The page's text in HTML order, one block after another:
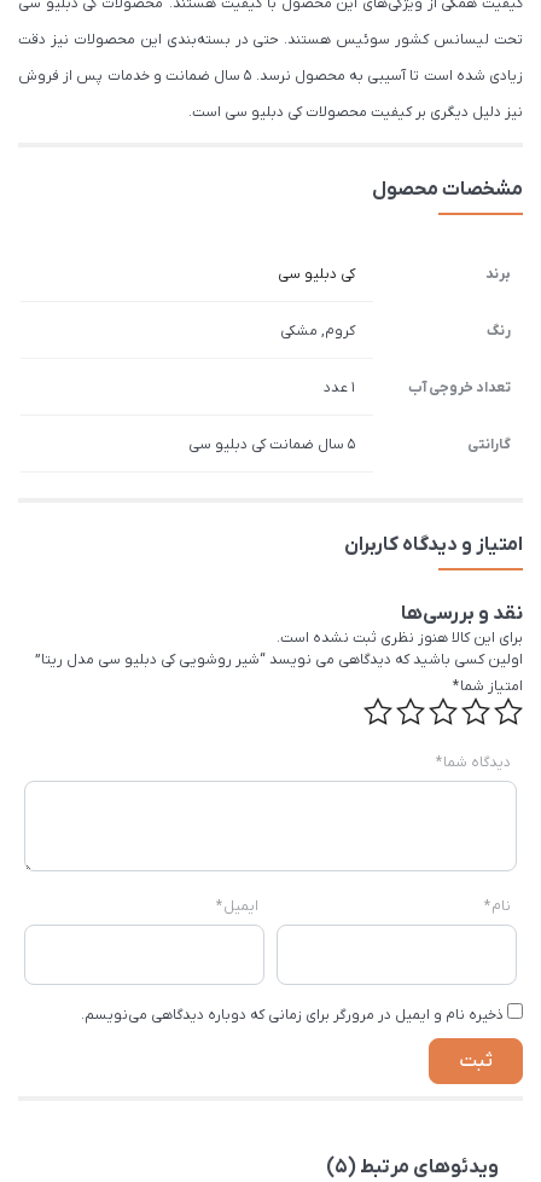
تحت لیسانس کشور سوئیس هستند. حتی در بسته‌بندی این محصولات نیز دقت
زیادی شده است تا آسیبی به محصول نرسد. 5 سال ضمانت و خدمات پس از فروش
نیز دلیل دیگری بر کیفیت محصولات کی دبلیو سی است.
مشخصات محصول
برند کی دبلیو سی
رنگ کروم, مشکی
تعداد خروجی آب 1 عدد
گارانتی 5 سال ضمانت کی دبلیو سی
امتیاز و دیدگاه کاربران
نقد و بررسی‌ها
برای این کالا هنوز نظری ثبت نشده است.
اولین کسی باشید که دیدگاهی می نویسد “شیر روشویی کی دبلیو سی مدل ریتا”
امتیاز شما*
دیدگاه شما*
نام* ایمیل*
ذخیره نام و ایمیل در مرورگر برای زمانی که دوباره دیدگاهی می‌نویسم.
ویدئوهای مرتبط (5)